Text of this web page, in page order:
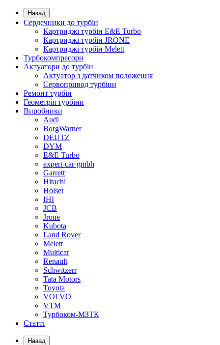
Назад
Сердечники до турбін
Картриджі турбін E&E Turbo
Картриджі турбін JRONE
Картриджі турбін Melett
Турбокомпресори
Актуатори до турбін
Актуатор з датчиком положення
Сервопривод турбіни
Ремонт турбін
Геометрія турбіни
Виробники
Audi
BorgWarner
DEUTZ
DYM
E&E Turbo
expert-car-gmbh
Garrett
Hitachi
Holset
IHI
JCB
Jrone
Kubota
Land Rover
Melett
Multicar
Renault
Schwitzerr
Tata Motors
Toyota
VOLVO
VTM
Турбоком-МЗТК
Статті
Назад